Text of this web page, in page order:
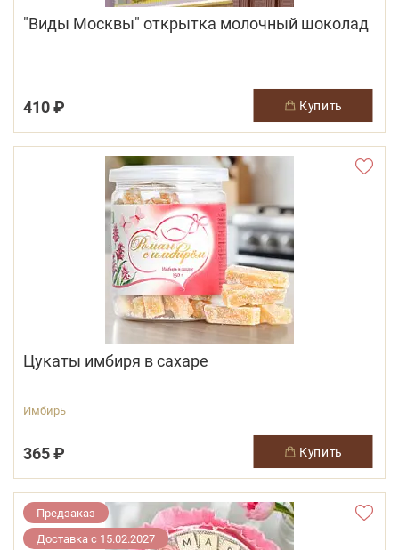
"Виды Москвы" открытка молочный шоколад
410 ₽ купить
Цукаты имбиря в сахаре
Имбирь
365 ₽ купить
Предзаказ
Доставка с 15.02.2027